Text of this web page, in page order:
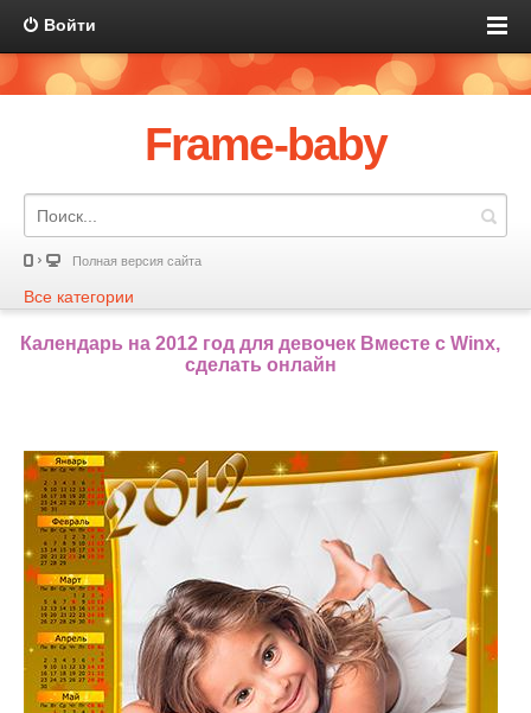
Войти
Frame-baby
Полная версия сайта
Все категории
Календарь на 2012 год для девочек Вместе с Winx,
сделать онлайн